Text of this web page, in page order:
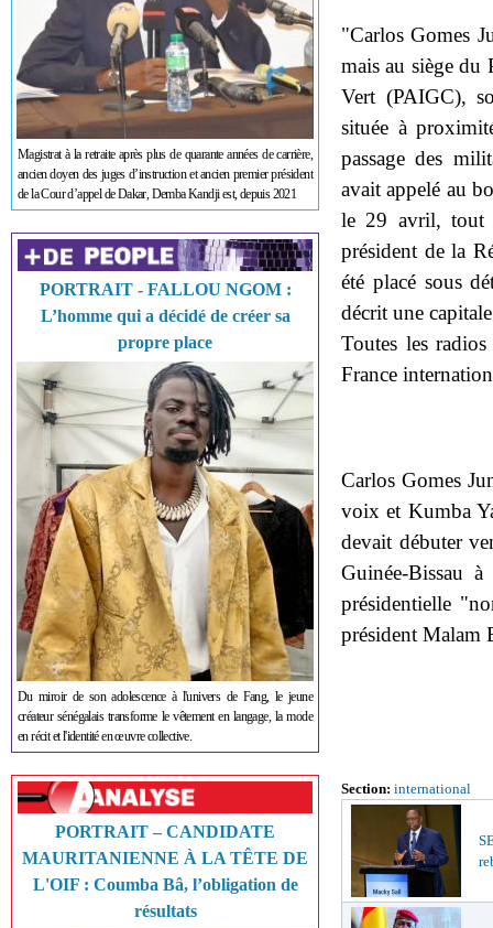
Magistrat à la retraite après plus de quarante années de carrière,
ancien doyen des juges d’instruction et ancien premier président
de la Cour d’appel de Dakar, Demba Kandji est, depuis 2021
PORTRAIT - FALLOU NGOM :
L’homme qui a décidé de créer sa
propre place
Du miroir de son adolescence à l'univers de Fang, le jeune
créateur sénégalais transforme le vêtement en langage, la mode
en récit et l'identité en œuvre collective.
PORTRAIT – CANDIDATE
MAURITANIENNE À LA TÊTE DE
L'OIF : Coumba Bâ, l’obligation de
résultats
"Carlos Gomes
mais au siège du
Vert (PAIGC),
située à
passage des
avait appelé au
le 29 avril, tout
président de la
été placé sous
décrit une
Toutes les
France
Carlos Gomes
voix et Kumba
devait débuter
Guinée-Bissau
présidentielle
président Malam
Section: international